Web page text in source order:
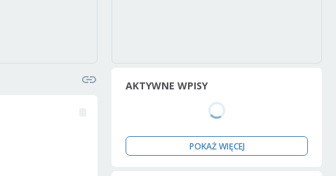
AKTYWNE WPISY
POKAŻ WIĘCEJ